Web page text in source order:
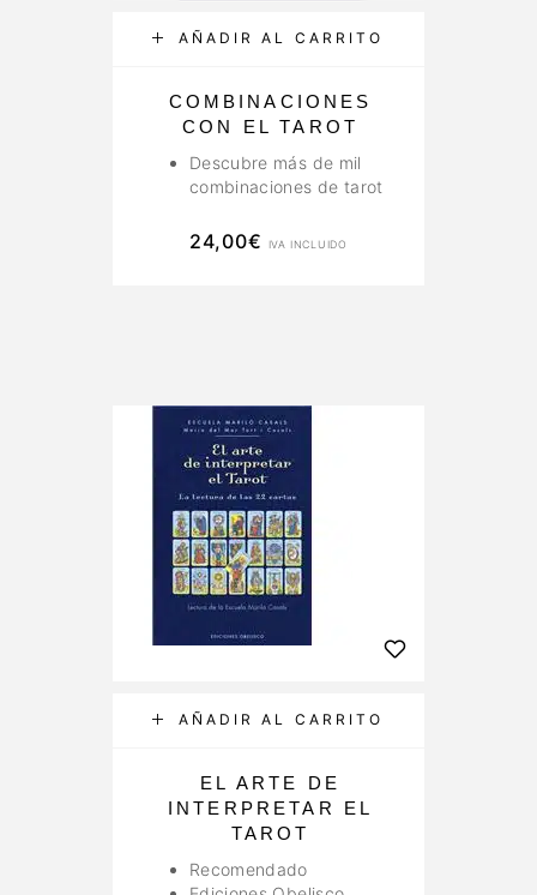
AÑADIR AL CARRITO
COMBINACIONES
CON EL TAROT
Descubre más de mil
combinaciones de tarot
24,00€ IVA INCLUIDO
AÑADIR AL CARRITO
EL ARTE DE
INTERPRETAR EL
TAROT
Recomendado